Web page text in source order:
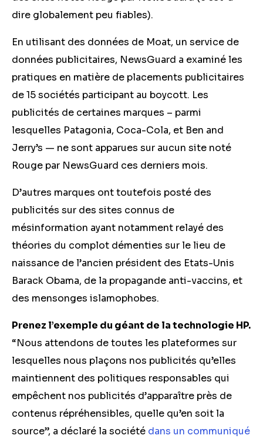
dire globalement peu fiables).
En utilisant des données de Moat, un service de
données publicitaires, NewsGuard a examiné les
pratiques en matière de placements publicitaires
de 15 sociétés participant au boycott. Les
publicités de certaines marques – parmi
lesquelles Patagonia, Coca-Cola, et Ben and
Jerry’s — ne sont apparues sur aucun site noté
Rouge par NewsGuard ces derniers mois.
D’autres marques ont toutefois posté des
publicités sur des sites connus de
mésinformation ayant notamment relayé des
théories du complot démenties sur le lieu de
naissance de l’ancien président des Etats-Unis
Barack Obama, de la propagande anti-vaccins, et
des mensonges islamophobes.
Prenez l’exemple du géant de la technologie HP.
“Nous attendons de toutes les plateformes sur
lesquelles nous plaçons nos publicités qu’elles
maintiennent des politiques responsables qui
empêchent nos publicités d’apparaître près de
contenus répréhensibles, quelle qu’en soit la
source”, a déclaré la société dans un communiqué